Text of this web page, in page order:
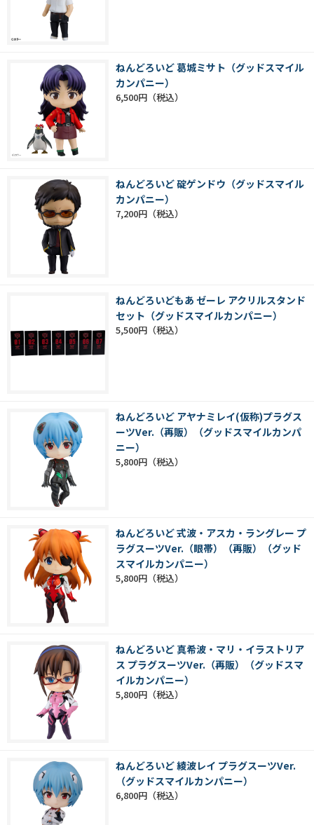
ねんどろいど 葛城ミサト（グッドスマイル
カンパニー）
6,500円
ねんどろいど 碇ゲンドウ（グッドスマイル
カンパニー）
7,200円
ねんどろいどもあ ゼーレ アクリルスタンド
セット（グッドスマイルカンパニー）
5,500円
ねんどろいど アヤナミレイ(仮称)プラグス
ーツVer.（再販）（グッドスマイルカンパ
ニー）
5,800円
ねんどろいど 式波・アスカ・ラングレー プ
ラグスーツVer.（眼帯）（再販）（グッド
スマイルカンパニー）
5,800円
ねんどろいど 真希波・マリ・イラストリア
ス プラグスーツVer.（再販）（グッドスマ
イルカンパニー）
5,800円
ねんどろいど 綾波レイ プラグスーツVer.
（グッドスマイルカンパニー）
6,800円